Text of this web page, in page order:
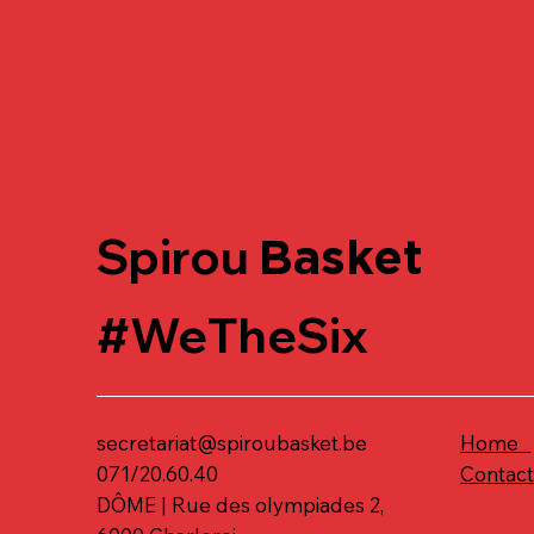
Spirou Basket
#WeTheSix
secretariat@spiroubasket.be
071/20.60.40
DÔME | Rue des olympiades 2,
Home
Contact